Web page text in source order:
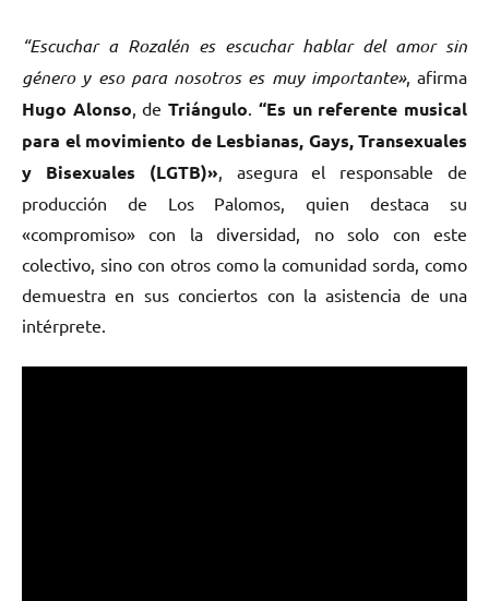
“Escuchar a Rozalén es escuchar hablar del amor sin
género y eso para nosotros es muy importante», afirma
Hugo Alonso , deTriángulo “Es un referente musical
para el movimiento de Lesbianas, Gays, Transexuales
y Bisexuales (LGTB)» , asegura el responsable de
producción de Los Palomos, quien destaca su
«compromiso» con la diversidad, no solo con este
colectivo, sino con otros como la comunidad sorda, como
demuestra en sus conciertos con la asistencia de una
intérprete.